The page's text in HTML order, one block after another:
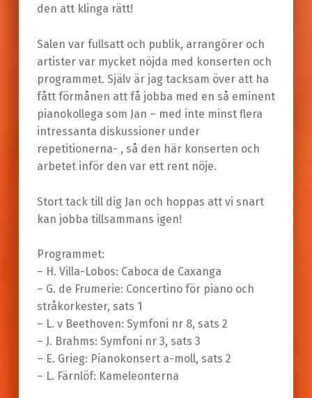
den att klinga rätt!
Salen var fullsatt och publik, arrangörer och
artister var mycket nöjda med konserten och
programmet. Själv är jag tacksam över att ha
fått förmånen att få jobba med en så eminent
pianokollega som Jan – med inte minst flera
intressanta diskussioner under
repetitionerna- , så den här konserten och
arbetet inför den var ett rent nöje.
Stort tack till dig Jan och hoppas att vi snart
kan jobba tillsammans igen!
Programmet:
– H. Villa-Lobos: Caboca de Caxanga
– G. de Frumerie: Concertino för piano och
stråkorkester, sats 1
– L. v Beethoven: Symfoni nr 8, sats 2
– J. Brahms: Symfoni nr 3, sats 3
– E. Grieg: Pianokonsert a-moll, sats 2
– L. Färnlöf: Kameleonterna